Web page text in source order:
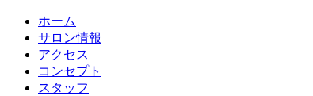
ホーム
サロン情報
アクセス
コンセプト
スタッフ